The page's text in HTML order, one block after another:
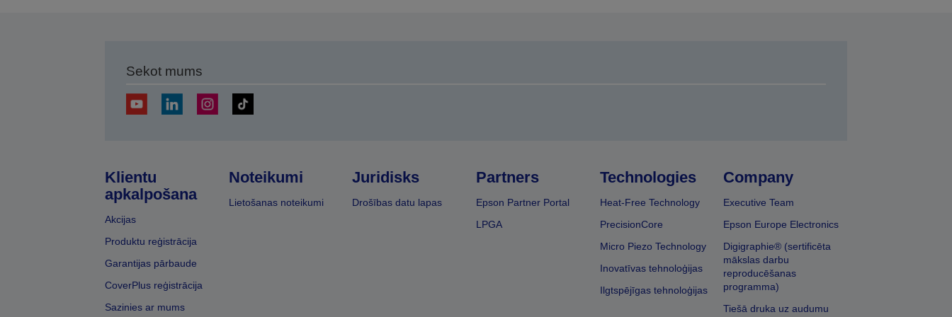
Sekot mums
Klientu
apkalpošana
Akcijas
Produktu reģistrācija
Garantijas pārbaude
CoverPlus reģistrācija
Sazinies ar mums
Noteikumi
Lietošanas noteikumi
Juridisks
Drošības datu lapas
Partners
Epson Partner Portal
LPGA
Technologies
Heat-Free Technology
PrecisionCore
Micro Piezo Technology
Inovatīvas tehnoloģijas
Ilgtspējīgas tehnoloģijas
Company
Executive Team
Epson Europe Electronics
Digigraphie® (sertificēta
mākslas darbu
reproducēšanas
programma)
Tiešā druka uz audumu